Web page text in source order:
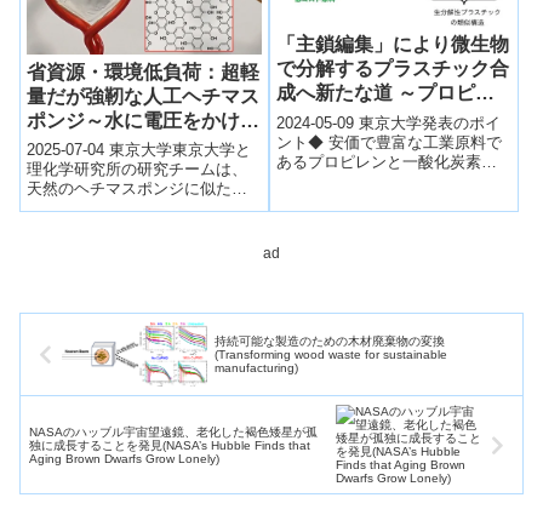
省資源・環境低負荷：超軽
量だが強靭な人工ヘチマス
ポンジ～水に電圧をかける
と生じる電荷の偏りを利用
する一段階グリーン合成～
2025-07-04 東京大学東京大学と
理化学研究所の研究チームは、
天然のヘチマスポンジに似た超
軽量かつ高強度な多孔質ポリマ
「主鎖編集」により微生物
で分解するプラスチック合
成へ新たな道 ～プロピレ
ンと一酸化炭素と過酸化水
素から合成～
2024-05-09 東京大学発表のポイ
ント◆ 安価で豊富な工業原料で
あるプロピレンと一酸化炭素と
ad
持続可能な製造のための木材廃棄物の変換
(Transforming wood waste for sustainable
manufacturing)
NASAのハッブル宇宙望遠鏡、老化した褐色矮星が孤
独に成長することを発見(NASA’s Hubble Finds that
Aging Brown Dwarfs Grow Lonely)